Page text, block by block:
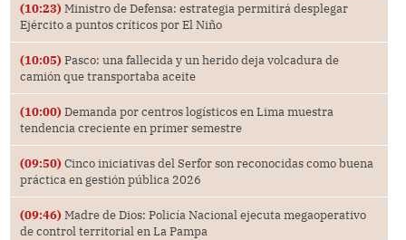
(10:23) Ministro de Defensa: estrategia permitirá desplegar
Ejército a puntos críticos por El Niño
(10:05) Pasco: una fallecida y un herido deja volcadura de
camión que transportaba aceite
(10:00) Demanda por centros logísticos en Lima muestra
tendencia creciente en primer semestre
(09:50) Cinco iniciativas del Serfor son reconocidas como buena
práctica en gestión pública 2026
(09:46) Madre de Dios: Policía Nacional ejecuta megaoperativo
de control territorial en La Pampa